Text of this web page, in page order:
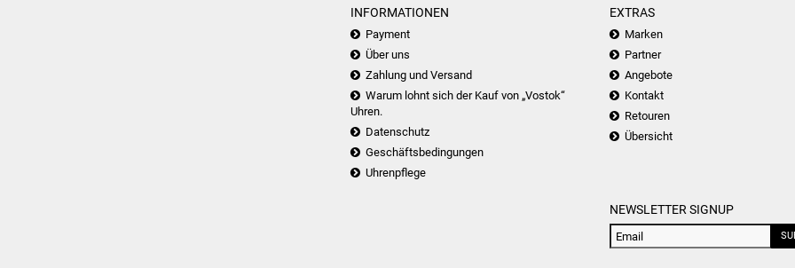
INFORMATIONEN
Payment
Über uns
Zahlung und Versand
Warum lohnt sich der Kauf von „Vostok“
Uhren.
Datenschutz
Geschäftsbedingungen
Uhrenpflege
EXTRAS
Marken
Partner
Angebote
Kontakt
Retouren
Übersicht
NEWSLETTER SIGNUP